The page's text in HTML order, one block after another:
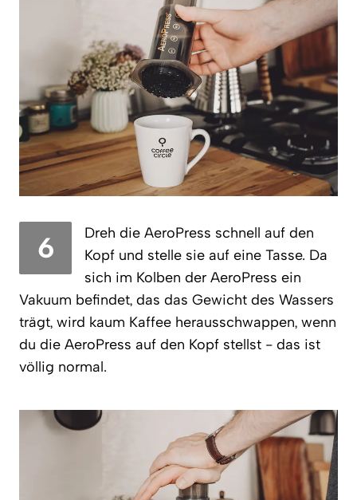
6
Dreh die AeroPress schnell auf den
Kopf und stelle sie auf eine Tasse. Da
sich im Kolben der AeroPress ein
Vakuum befindet, das das Gewicht des Wassers
trägt, wird kaum Kaffee herausschwappen, wenn
du die AeroPress auf den Kopf stellst - das ist
völlig normal.